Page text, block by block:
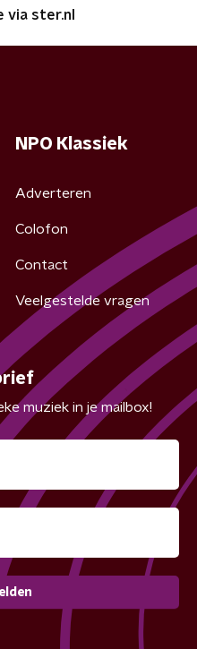
ster.nl
NPO Klassiek
Adverteren
Colofon
Contact
Veelgestelde vragen
muziek in je mailbox!